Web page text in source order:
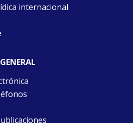
internacional